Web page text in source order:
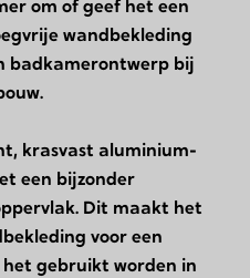
om of geef het een
wandbekleding
badkamerontwerp bij
krasvast aluminium-
een bijzonder
Dit maakt het
voor een
gebruikt worden in